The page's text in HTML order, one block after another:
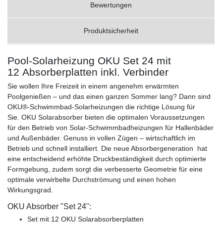
Bewertungen
Produktsicherheit
Pool-Solarheizung OKU Set 24 mit
12 Absorberplatten inkl. Verbinder
Sie wollen Ihre Freizeit in einem angenehm erwärmten
Poolgenießen – und das einen ganzen Sommer lang? Dann sind
OKU®-Schwimmbad-Solarheizungen die richtige Lösung für
Sie. OKU Solarabsorber bieten die optimalen Voraussetzungen
für den Betrieb von Solar-Schwimmbadheizungen für Hallenbäder
und Außenbäder. Genuss in vollen Zügen – wirtschaftlich im
Betrieb und schnell installiert. Die neue Absorbergeneration hat
eine entscheidend erhöhte Druckbeständigkeit durch optimierte
Formgebung, zudem sorgt die verbesserte Geometrie für eine
optimale verwirbelte Durchströmung und einen hohen
Wirkungsgrad.
OKU Absorber "Set 24":
Set mit 12 OKU Solarabsorberplatten